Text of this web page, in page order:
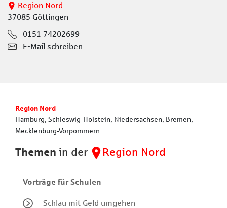
Region Nord
37085 Göttingen
0151 74202699
E-Mail schreiben
Region Nord
Hamburg, Schleswig-Holstein, Niedersachsen, Bremen,
Mecklenburg-Vorpommern
Themen in der Region Nord
Vorträge für Schulen
Schlau mit Geld umgehen